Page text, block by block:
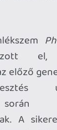
ez
közel sincs
években biztos
indie
egy néhány
platformholder
elpárolognak
dolga lenne,
is